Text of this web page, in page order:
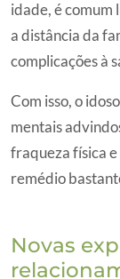
idade, é comum
a distância da
complicações à
Com isso, o
mentais
fraqueza física e
remédio
Novas